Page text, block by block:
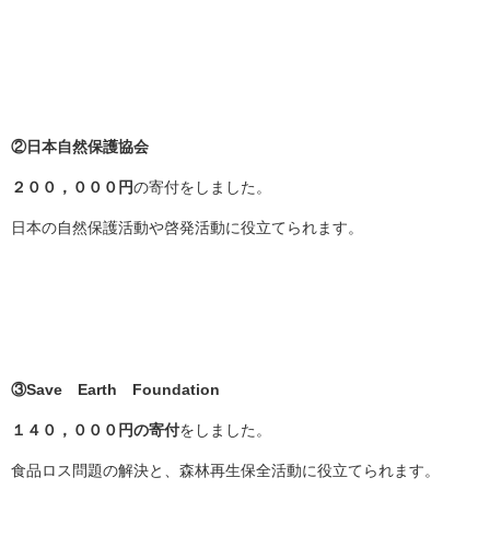
②日本自然保護協会
２００，０００円の寄付をしました。
日本の自然保護活動や啓発活動に役立てられます。
③Save Earth Foundation
１４０，０００円の寄付をしました。
食品ロス問題の解決と、森林再生保全活動に役立てられます。